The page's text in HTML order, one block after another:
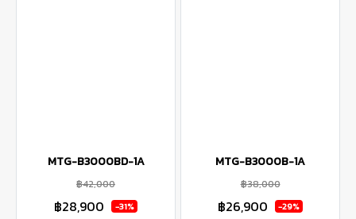
MTG-B3000BD-1A
฿42,000
฿28,900 -31%
MTG-B3000B-1A
฿38,000
฿26,900 -29%